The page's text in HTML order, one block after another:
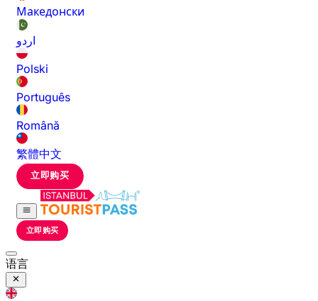
Македонски
اردو
Polski
Português
Română
繁體中文
立即购买
立即购买
语言